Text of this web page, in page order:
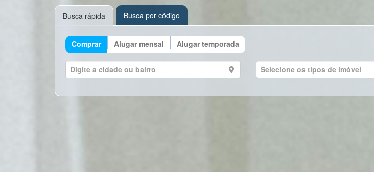
Busca rápida Busca por código
Comprar Alugar mensal Alugar temporada